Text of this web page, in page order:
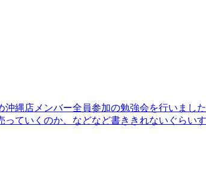
縄店メンバー全員参加の勉強会を行いまし
っていくのか、などなど書ききれないぐらい